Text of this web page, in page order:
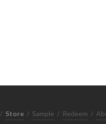
/ Store / Sample / Redeem /